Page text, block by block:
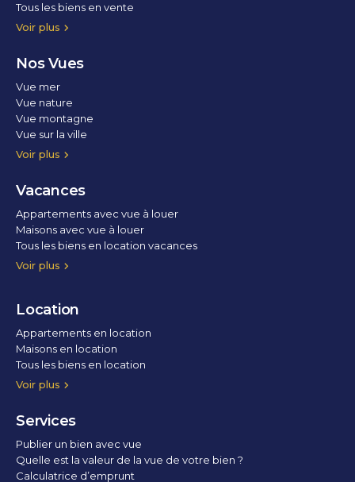
Voir plus
Tous les biens en vente
Nos Vues
Voir plus
Vue mer
Vue nature
Vue montagne
Vue sur la ville
Vue parc
Vue fleuve
Vue lac
Vue marina / port
Vacances
Voir plus
Appartements avec vue à louer
Maisons avec vue à louer
Tous les biens en location vacances
Location
Voir plus
Appartements en location
Maisons en location
Tous les biens en location
Services
Publier un bien avec vue
Quelle est la valeur de la vue de votre bien ?
Calculatrice d’emprunt